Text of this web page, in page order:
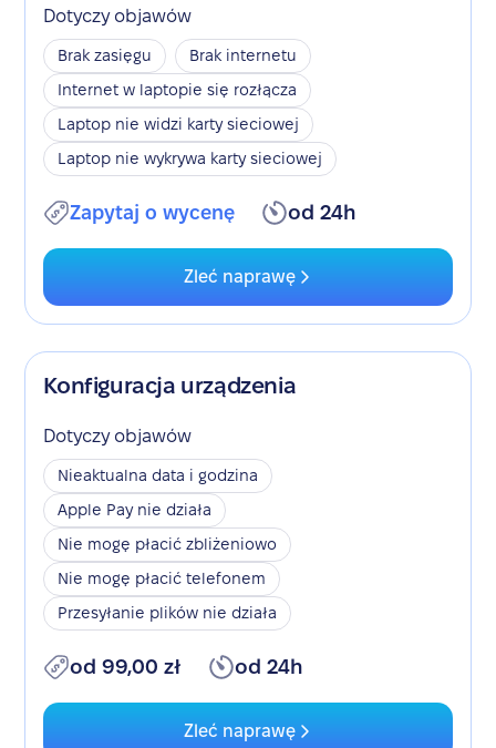
Dotyczy objawów
Brak zasięgu
Brak internetu
Internet w laptopie się rozłącza
Laptop nie widzi karty sieciowej
Laptop nie wykrywa karty sieciowej
Zapytaj o wycenę od 24h
Zleć naprawę
Konfiguracja urządzenia
Dotyczy objawów
Nieaktualna data i godzina
Apple Pay nie działa
Nie mogę płacić zbliżeniowo
Nie mogę płacić telefonem
Przesyłanie plików nie działa
od 99,00 zł od 24h
Zleć naprawę